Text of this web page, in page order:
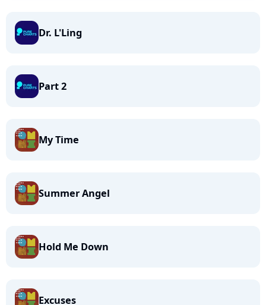
Dr. L'Ling
Part 2
My Time
Summer Angel
Hold Me Down
Excuses